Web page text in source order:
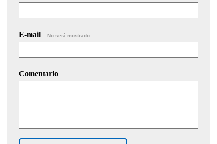
E-mail No será mostrado.
Comentario